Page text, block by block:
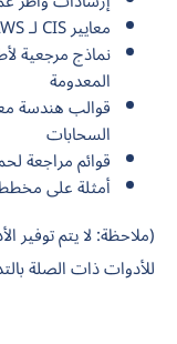
معايير CIS لـ AWS و Azure و GCP
نماذج مرجعية
المعدومة
قوالب هندسة
السحابات
قوائم مراجعة
أمثلة على
(ملاحظة: لا يتم توفير
للأدوات ذات الصلة